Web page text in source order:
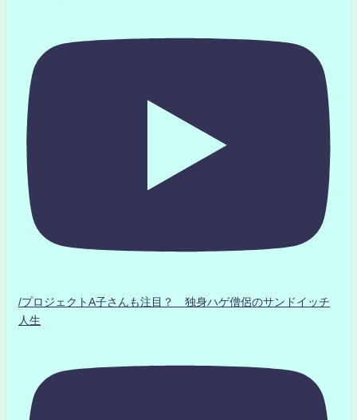
/プロジェクトA子さんも注目？ 独身ハゲ僧侶のサンドイッチ
人生